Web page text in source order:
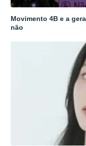
Movimento 4B e a
não